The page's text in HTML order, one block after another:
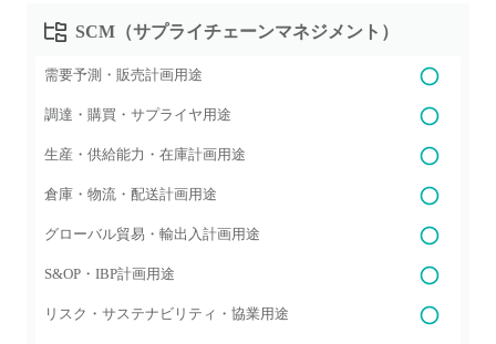
SCM（サプライチェーンマネジメント）
需要予測・販売計画用途
調達・購買・サプライヤ用途
生産・供給能力・在庫計画用途
倉庫・物流・配送計画用途
グローバル貿易・輸出入計画用途
S&OP・IBP計画用途
リスク・サステナビリティ・協業用途